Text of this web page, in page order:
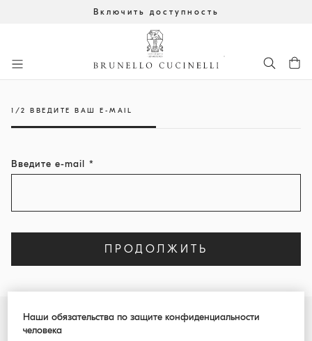
Включить доступность
1/2 ВВЕДИТЕ ВАШ E-MAIL
Введите e-mail
ПРОДОЛЖИТЬ
УЗНАЙТЕ О ПРЕИМУЩЕСТВАХ
СОЗДАНИЯ АККАУНТА
Наши обязательства по защите конфиденциальности
человека